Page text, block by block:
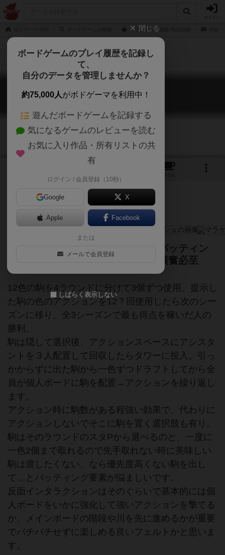
マラケシュの通販/商品詳細
マラケシュ
Marrakesh
カフェ
お互いの使いたいケシを読み合うバッティン
グゲーム。成長する個人ボードに興奮必至
12色の駒を4ラウンドに分けて3個ずつ使用、提示し
た駒の色のアクションを12？回使用したら次のシー
ズンに移り、全3シーズンで最も得点を稼いだ人の
勝利。
駒は隠して選択後、アクションスペースにアシスタ
ントを３人配置して回収したらタワーに投入。引っ
かからずに出た駒から一色ずつドラフトしてから全
員が個人ボードに駒を配置→アクションを繰り返し
ます。
アクション時に駒数がある程強い効果で、代わりに
アクションしないでそこに駒を置く選択肢も有り。
駒はそのラウンドのスタPから選べるのと、一度に
一色2個まで取れるので先手取れない時に美味しい
駒は渡したくない、なら優先度高くない駒を出し
て…とバッティング要素が悩ましいです。
反面インタラクションはそのぐらいで基本的には個
人ボードをいかに強化して強いアクションを撃てる
か、メインボードの階段や川を先に進めるかが重要
でバチバチせずに楽しめる良いフェルトかと思いま
す。
閉じる
ボードゲームのプレイ履歴を記録し
て、
自分のデータを管理しませんか？
約75,000人がボドゲーマを利用中！
遊んだボードゲームを記録する
気になるゲームのレビューを読む
お気に入り作品・所有リストの共
有
ログイン / 会員登録（10秒）
Google X
Apple Facebook
または
メールで会員登録
しばらく表示しない